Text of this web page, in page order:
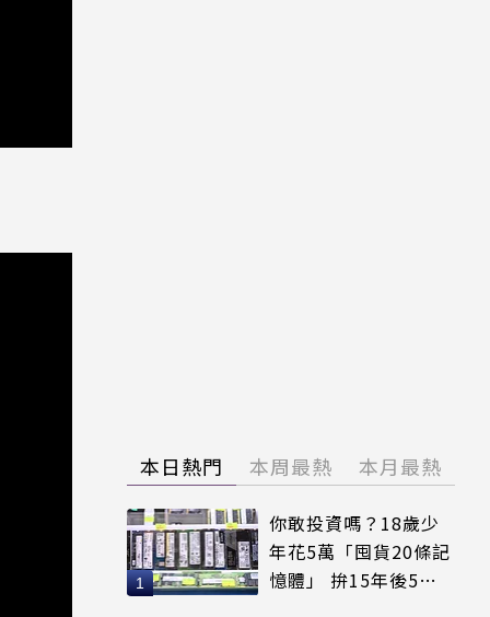
本日熱門 本周最熱 本月最熱
你敢投資嗎？18歲少
年花5萬「囤貨20條記
憶體」 拚15年後5倍